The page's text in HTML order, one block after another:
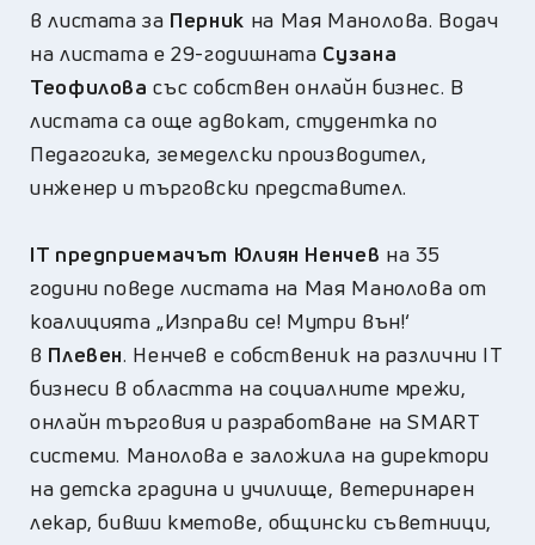
в листата за Перник на Мая Манолова. Водач
на листата е 29-годишната Сузана
Теофилова със собствен онлайн бизнес. В
листата са още адвокат, студентка по
Педагогика, земеделски производител,
инженер и търговски представител.
IT предприемачът Юлиян Ненчев на 35
години поведе листата на Мая Манолова от
коалицията „Изправи се! Мутри вън!‘
в Плевен. Ненчев е собственик на различни IT
бизнеси в областта на социалните мрежи,
онлайн търговия и разработване на SMART
системи. Манолова е заложила на директори
на детска градина и училище, ветеринарен
лекар, бивши кметове, общински съветници,